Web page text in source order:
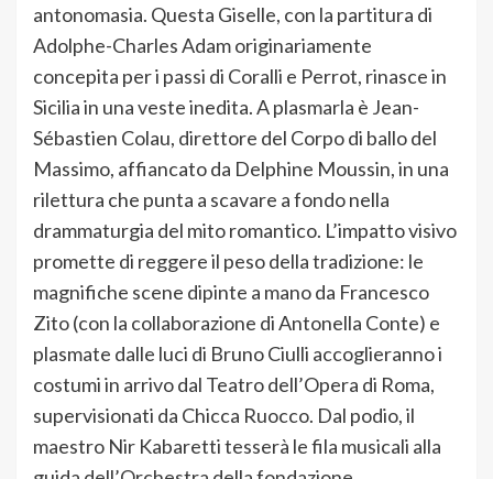
antonomasia. Questa Giselle, con la partitura di
Adolphe-Charles Adam originariamente
concepita per i passi di Coralli e Perrot, rinasce in
Sicilia in una veste inedita. A plasmarla è Jean-
Sébastien Colau, direttore del Corpo di ballo del
Massimo, affiancato da Delphine Moussin, in una
rilettura che punta a scavare a fondo nella
drammaturgia del mito romantico. L’impatto visivo
promette di reggere il peso della tradizione: le
magnifiche scene dipinte a mano da Francesco
Zito (con la collaborazione di Antonella Conte) e
plasmate dalle luci di Bruno Ciulli accoglieranno i
costumi in arrivo dal Teatro dell’Opera di Roma,
supervisionati da Chicca Ruocco. Dal podio, il
maestro Nir Kabaretti tesserà le fila musicali alla